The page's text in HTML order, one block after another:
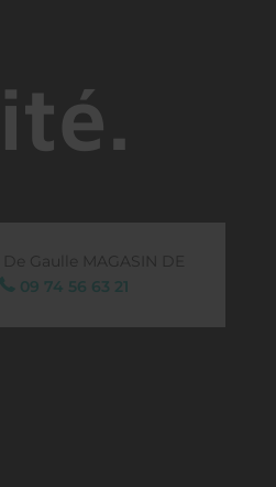
Gaulle
MAGASIN DE
09 74 56 63 21